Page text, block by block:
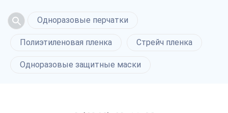
Одноразовые перчатки
Полиэтиленовая пленка Стрейч пленка
Одноразовые защитные маски